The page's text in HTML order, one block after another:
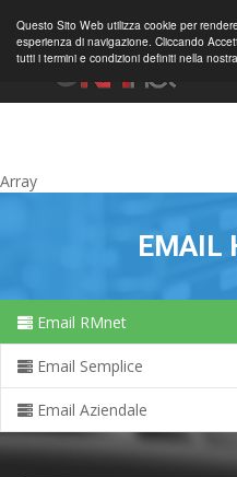
Questo Sito Web utilizza cookie per
esperienza di navigazione. Cliccando
tutti i termini e condizioni definiti nella
Array
EMAIL
Email RMnet
Email Semplice
Email Aziendale